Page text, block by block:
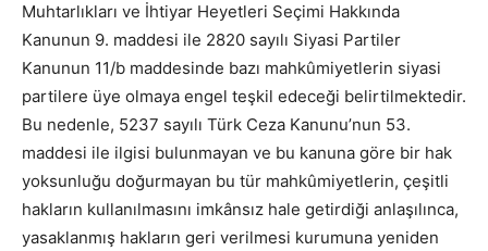
Muhtarlıkları ve İhtiyar Heyetleri Seçimi Hakkında
Kanunun 9. maddesi ile 2820 sayılı Siyasi Partiler
Kanunun 11/b maddesinde bazı mahkûmiyetlerin siyasi
partilere üye olmaya engel teşkil edeceği belirtilmektedir.
Bu nedenle, 5237 sayılı Türk Ceza Kanunu’nun 53.
maddesi ile ilgisi bulunmayan ve bu kanuna göre bir hak
yoksunluğu doğurmayan bu tür mahkûmiyetlerin, çeşitli
hakların kullanılmasını imkânsız hale getirdiği anlaşılınca,
yasaklanmış hakların geri verilmesi kurumuna yeniden